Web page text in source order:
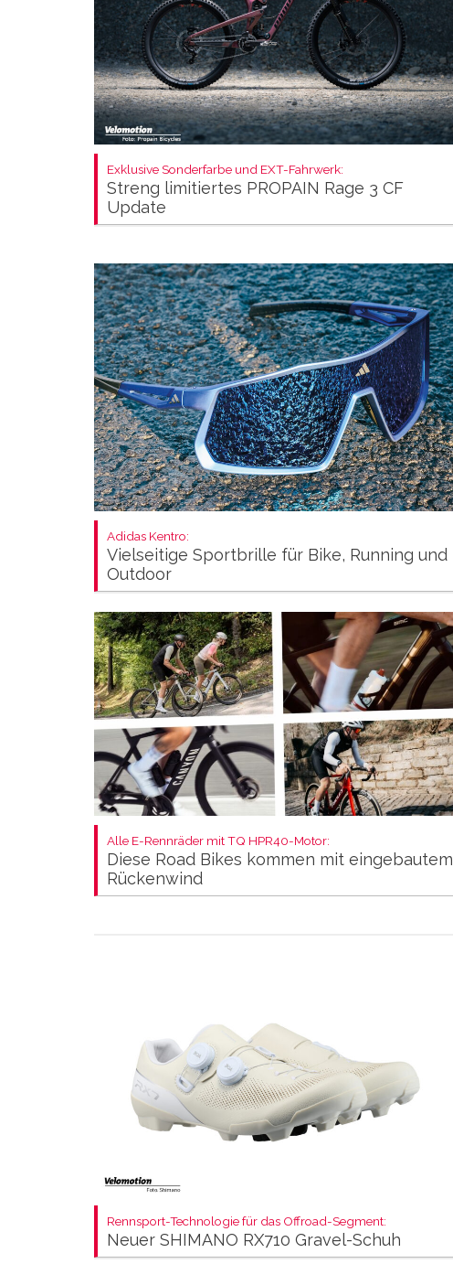
Exklusive Sonderfarbe und EXT-Fahrwerk:
Streng limitiertes PROPAIN Rage 3 CF
Update
Adidas Kentro:
Vielseitige Sportbrille für Bike, Running und
Outdoor
Alle E-Rennräder mit TQ HPR40-Motor:
Diese Road Bikes kommen mit eingebautem
Rückenwind
Rennsport-Technologie für das Offroad-Segment:
Neuer SHIMANO RX710 Gravel-Schuh